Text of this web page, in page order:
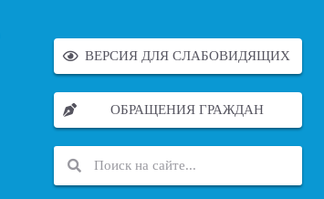
ВЕРСИЯ ДЛЯ СЛАБОВИДЯЩИХ
ОБРАЩЕНИЯ ГРАЖДАН